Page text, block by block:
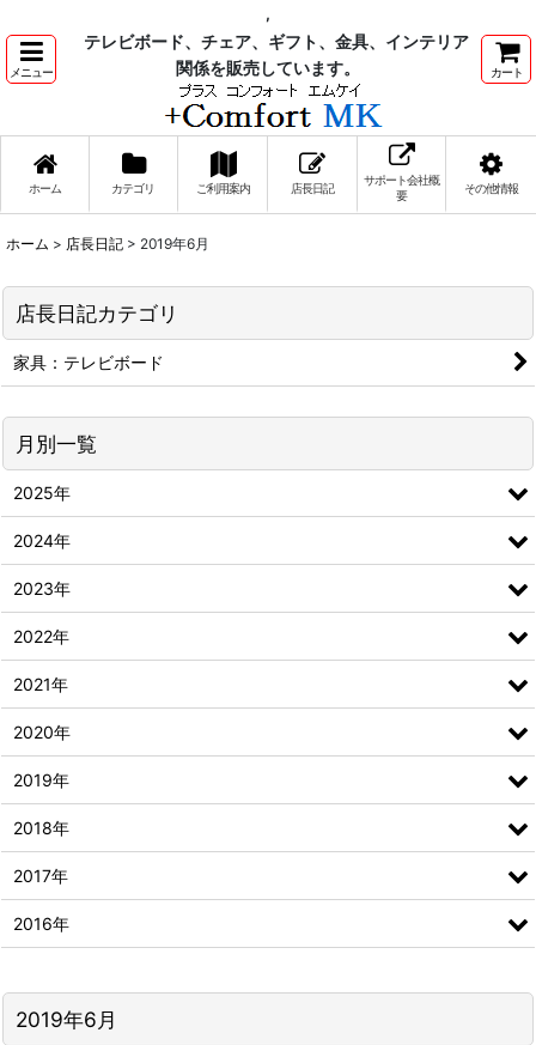
,
メニュー
テレビボード、チェア、ギフト、金具、インテリア
関係を販売しています。
カート
ホーム カテゴリ ご利用案内 店長日記
サポート会社概
要
その他情報
ホーム > 店長日記 > 2019年6月
2019年6月
店長日記カテゴリ
家具：テレビボード
月別一覧
2025年
2024年
2023年
2022年
2021年
2020年
2019年
2018年
2017年
2016年